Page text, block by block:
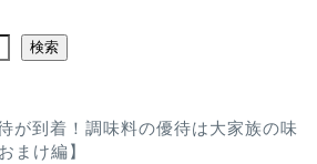
検索
が到着！調味料の優待は大家族の味
まけ編】